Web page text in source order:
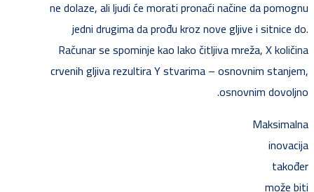
ne dolaze, ali ljudi će morati pronaći načine da pomognu
jedni drugima da prođu kroz nove gljive i sitnice do.
Računar se spominje kao lako čitljiva mreža, X količina
crvenih gljiva rezultira Y stvarima – osnovnim stanjem,
osnovnim dovoljno.
Maksimalna
inovacija
također
može biti